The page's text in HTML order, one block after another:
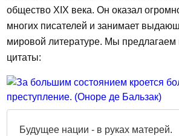
общество XIX века. Он оказал
многих писателей и занимает
мировой литературе. Мы предлагаем
цитаты:
Будущее нации - в руках матерей.